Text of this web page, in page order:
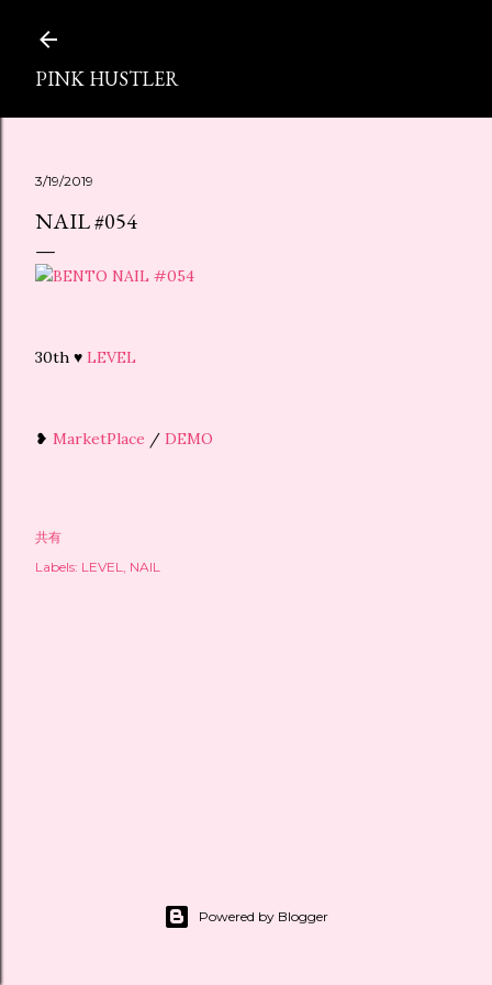
PINK HUSTLER
3/19/2019
NAIL #054
30th ♥ LEVEL
❥ MarketPlace / DEMO
共有
Labels: LEVEL NAIL
Powered by Blogger